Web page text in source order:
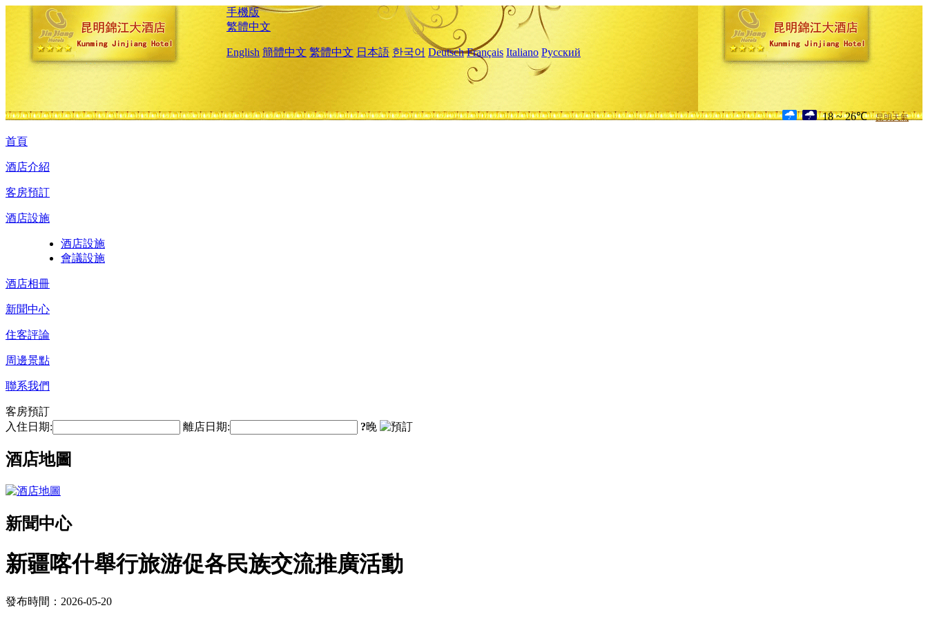
手機版
繁體中文
English 簡體中文 繁體中文 日本語 한국어 Deutsch Français Italiano Русский
18 ~ 26℃ 昆明天氣
首頁
酒店介紹
客房預訂
酒店設施
酒店設施
會議設施
酒店相冊
新聞中心
住客評論
周邊景點
聯系我們
客房預訂
入住日期:
離店日期: ?晚
酒店地圖
新聞中心
新疆喀什舉行旅游促各民族交流推廣活動
發布時間：2026-05-20